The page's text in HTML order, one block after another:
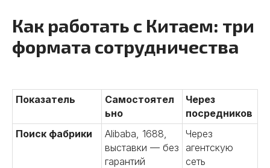
Как работать с Китаем: три
формата сотрудничества
Показатель
Самостоятел
ьно
Через
посредников
Поиск фабрики
Alibaba, 1688,
выставки — без
гарантий
Через
агентскую
сеть